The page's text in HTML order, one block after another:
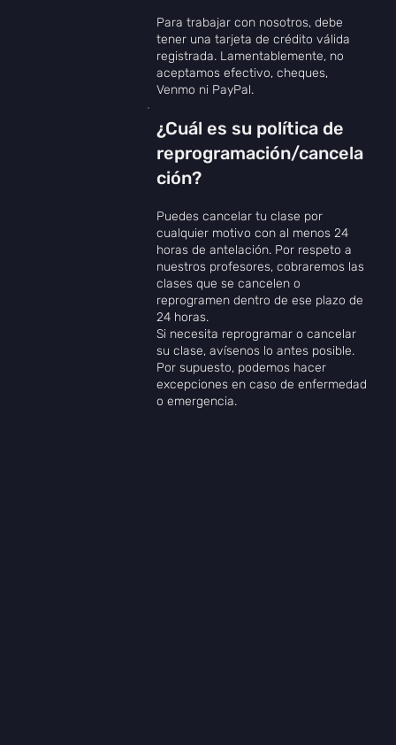
Para trabajar con nosotros, debe
tener una tarjeta de crédito válida
registrada. Lamentablemente, no
aceptamos efectivo, cheques,
Venmo ni PayPal.
¿Cuál es su política de
reprogramación/cancela
ción?
Puedes cancelar tu clase por
cualquier motivo con al menos 24
horas de antelación. Por respeto a
nuestros profesores, cobraremos las
clases que se cancelen o
reprogramen dentro de ese plazo de
24 horas.
Si necesita reprogramar o cancelar
su clase, avísenos lo antes posible.
Por supuesto, podemos hacer
excepciones en caso de enfermedad
o emergencia.